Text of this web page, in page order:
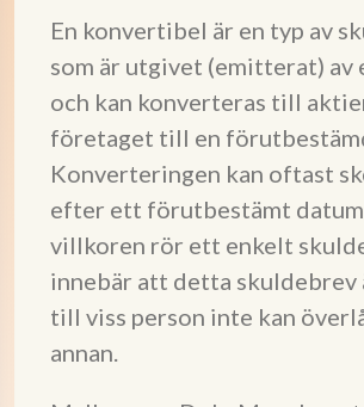
En konvertibel är en typ av
som är utgivet (emitterat)
och kan konverteras till
företaget till en
Konverteringen kan oftast
efter ett förutbestämt
villkoren rör ett enkelt
innebär att detta
till viss person inte kan
annan.